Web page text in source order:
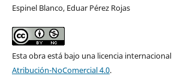
Espinel Blanco, Eduar Pérez Rojas
Esta obra está bajo una licencia internacional
Atribución-NoComercial 4.0.